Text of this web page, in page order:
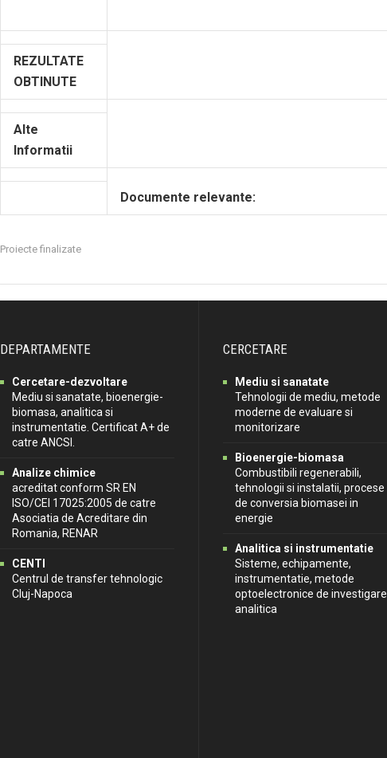
REZULTATE
OBTINUTE
Alte
Informatii
Documente relevante:
Proiecte finalizate
DEPARTAMENTE
Cercetare-dezvoltare
Mediu si sanatate, bioenergie-
biomasa, analitica si
instrumentatie. Certificat A+ de
catre ANCSI.
Analize chimice
acreditat conform SR EN
ISO/CEI 17025:2005 de catre
Asociatia de Acreditare din
Romania, RENAR
CENTI
Centrul de transfer tehnologic
Cluj-Napoca
CERCETARE
Mediu si sanatate
Tehnologii de mediu, metode
moderne de evaluare si
monitorizare
Bioenergie-biomasa
Combustibili regenerabili,
tehnologii si instalatii, procese
de conversia biomasei in
energie
Analitica si instrumentatie
Sisteme, echipamente,
instrumentatie, metode
optoelectronice de investigare
analitica